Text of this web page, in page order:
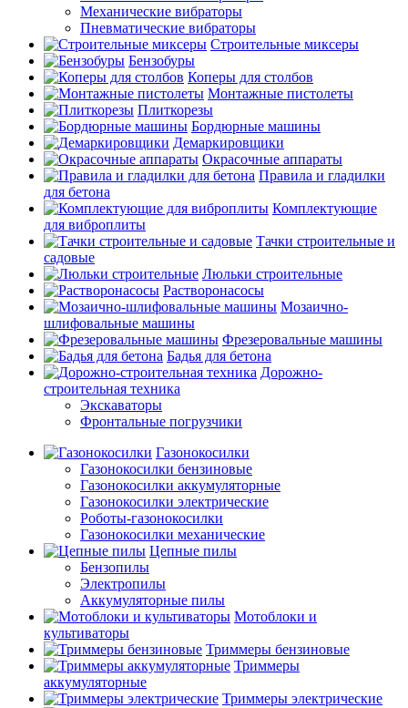
Механические вибраторы
Пневматические вибраторы
Строительные миксеры
Бензобуры
Коперы для столбов
Монтажные пистолеты
Плиткорезы
Бордюрные машины
Демаркировщики
Окрасочные аппараты
Правила и гладилки
для бетона
Комплектующие
для виброплиты
Тачки строительные и
садовые
Люльки строительные
Растворонасосы
Мозаично-
шлифовальные машины
Фрезеровальные машины
Бадья для бетона
Дорожно-
строительная техника
Экскаваторы
Фронтальные погрузчики
Газонокосилки
Газонокосилки бензиновые
Газонокосилки аккумуляторные
Газонокосилки электрические
Роботы-газонокосилки
Газонокосилки механические
Цепные пилы
Бензопилы
Электропилы
Аккумуляторные пилы
Мотоблоки и
культиваторы
Триммеры бензиновые
Триммеры
аккумуляторные
Триммеры электрические